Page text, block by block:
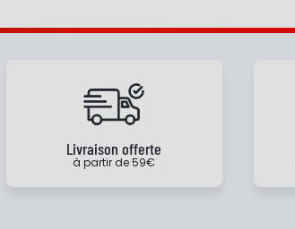
Livraison offerte
à partir de 59€